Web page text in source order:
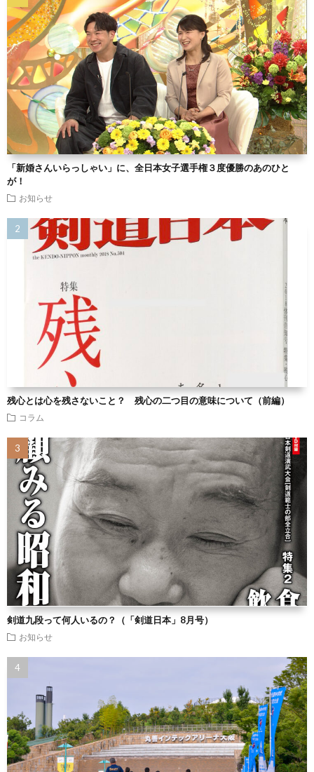
「新婚さんいらっしゃい」に、全日本女子選手権３度優勝のあのひと
が！
お知らせ
残心とは心を残さないこと？ 残心の二つ目の意味について（前編）
コラム
剣道九段って何人いるの？（「剣道日本」8月号）
お知らせ